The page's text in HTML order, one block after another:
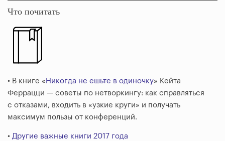
Что почитать
• В книге « Никогда не ешьте в одиночку» Кейта
Феррацци — советы по нетворкингу: как справляться
с отказами, входить в «узкие круги» и получать
максимум пользы от конференций.
• Другие важные книги 2017 года